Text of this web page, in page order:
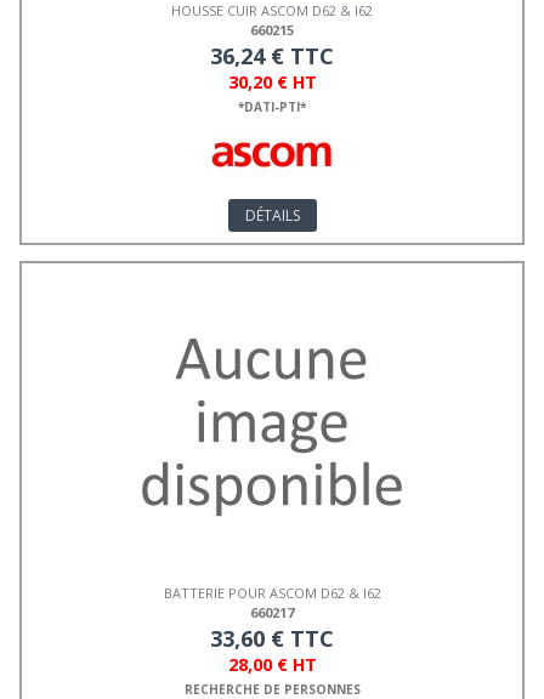
HOUSSE CUIR ASCOM D62 & I62
660215
36,24 € TTC
30,20 € HT
*DATI-PTI*
DÉTAILS
BATTERIE POUR ASCOM D62 & I62
660217
33,60 € TTC
28,00 € HT
RECHERCHE DE PERSONNES